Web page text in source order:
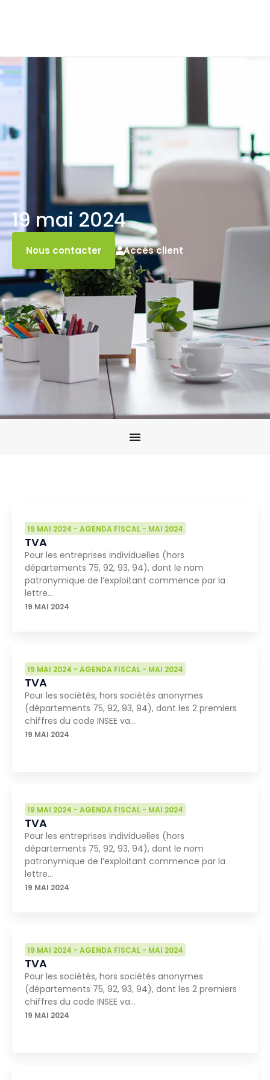
19 mai 2024
Nous contacter Accès client
19 MAI 2024 - AGENDA FISCAL - MAI 2024
TVA
Pour les entreprises individuelles (hors
départements 75, 92, 93, 94), dont le nom
patronymique de l’exploitant commence par la
lettre…
19 MAI 2024
19 MAI 2024 - AGENDA FISCAL - MAI 2024
TVA
Pour les sociétés, hors sociétés anonymes
(départements 75, 92, 93, 94), dont les 2 premiers
chiffres du code INSEE va…
19 MAI 2024
19 MAI 2024 - AGENDA FISCAL - MAI 2024
TVA
Pour les entreprises individuelles (hors
départements 75, 92, 93, 94), dont le nom
patronymique de l’exploitant commence par la
lettre…
19 MAI 2024
19 MAI 2024 - AGENDA FISCAL - MAI 2024
TVA
Pour les sociétés, hors sociétés anonymes
(départements 75, 92, 93, 94), dont les 2 premiers
chiffres du code INSEE va…
19 MAI 2024